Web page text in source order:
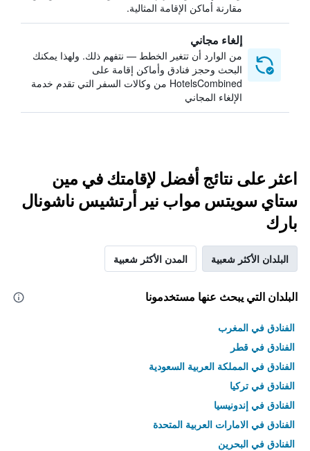
مقارنة أماكن الإقامة المثالية.
إلغاء مجاني
من الوارد أن تتغير الخطط — نتفهم ذلك. ولهذا يمكنك
البحث وحجز فنادق وأماكن إقامة على
HotelsCombined من وكالات السفر التي تقدم خدمة
الإلغاء المجاني
اعثر على نتائج أفضل لإقامتك في مين
ستاي سويتس مواب نير أرتشيس ناشونال
بارك
البلدان الأكثر شعبية المدن الأكثر شعبية
البلدان التي يبحث عنها مستخدمونا
الفنادق في المغرب
الفنادق في قطر
الفنادق في المملكة العربية السعودية
الفنادق في تركيا
الفنادق في إندونيسيا
الفنادق في الامارات العربية المتحدة
الفنادق في البحرين